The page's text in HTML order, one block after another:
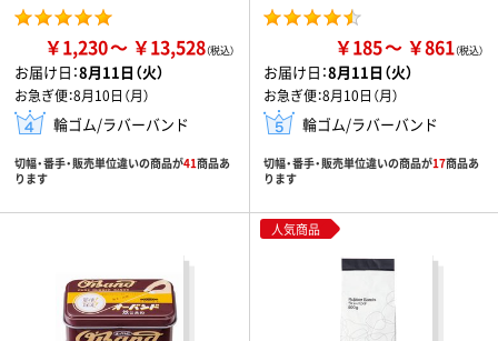
￥1,230 ￥13,528
お届け日：8月11日（火）
お急ぎ便：8月10日（月）
輪ゴム/ラバーバンド
切幅・番手・販売単位違いの商品が41商品あ
ります
￥185 ￥861
お届け日：8月11日（火）
お急ぎ便：8月10日（月）
輪ゴム/ラバーバンド
切幅・番手・販売単位違いの商品が17商品あ
ります
人気商品